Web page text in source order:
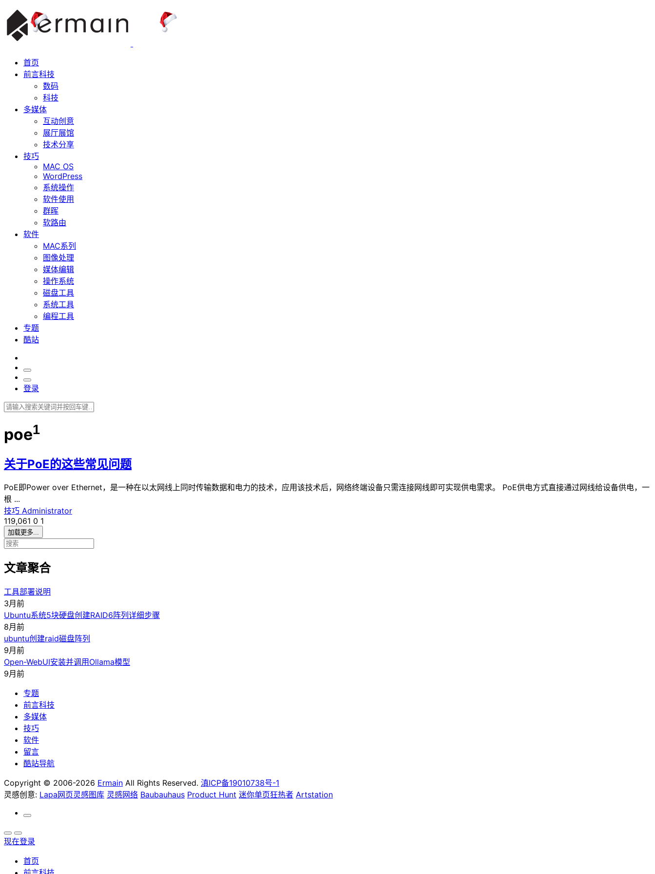
首页
前言科技
数码
科技
多媒体
互动创意
展厅展馆
技术分享
技巧
MAC OS
WordPress
系统操作
软件使用
群晖
软路由
软件
MAC系列
图像处理
媒体编辑
操作系统
磁盘工具
系统工具
编程工具
专题
酷站
登录
poe1
关于PoE的这些常见问题
PoE即Power over Ethernet，是一种在以太网线上同时传输数据和电力的技术，应用该技术后，网络终端设备只需连接网线即可实现供电需求。 PoE供电方式直接通过网线给设备供电，一
根 ...
技巧 Administrator
119,061 0 1
加载更多...
文章聚合
工具部署说明
3月前
Ubuntu系统5块硬盘创建RAID6阵列详细步骤
8月前
ubuntu创建raid磁盘阵列
9月前
Open-WebUI安装并调用Ollama模型
9月前
专题
前言科技
多媒体
技巧
软件
留言
酷站导航
Copyright © 2006-2026 Ermain All Rights Reserved. 滇ICP备19010738号-1
灵感创意: Lapa网页灵感图库 灵感网络 Baubauhaus Product Hunt 迷你单页狂热者 Artstation
现在登录
首页